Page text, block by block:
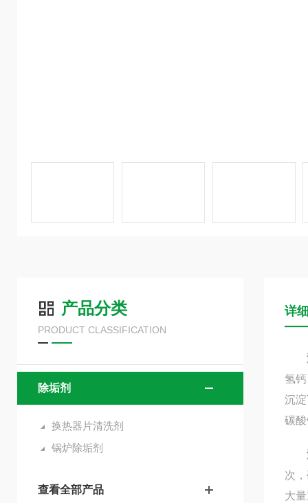
产品分类
PRODUCT CLASSIFICATION
除垢剂
换热器片清洗剂
锅炉除垢剂
查看全部产品
详
氢
沉
碳
次
大